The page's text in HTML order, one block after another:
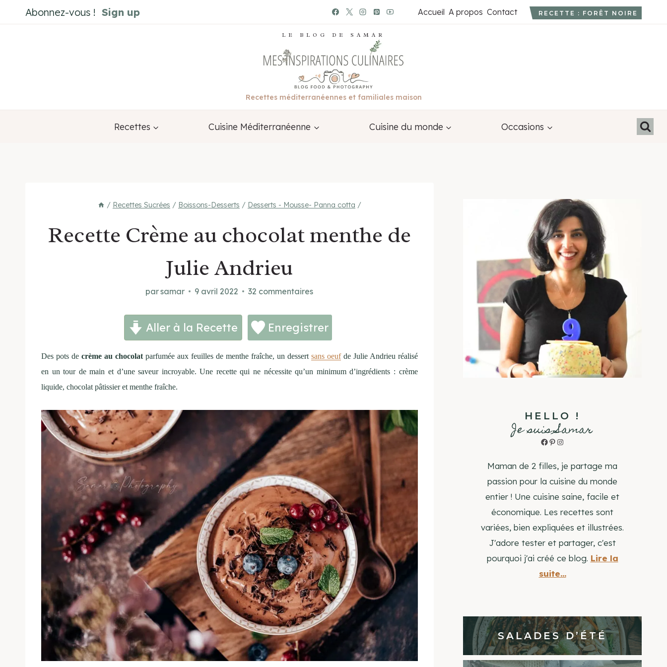
au
Abonnez-vous ! Sign up Accueil A propos Contact RECETTE : FORÊT NOIRE
LE BLOG DE SAMAR
Recettes méditerranéennes et familiales maison
Recettes Cuisine Méditerranéenne Cuisine du monde Occasions
/ Recettes Sucrées / Boissons-Desserts / Desserts - Mousse- Panna cotta /
Recette Crème au chocolat menthe de
Julie Andrieu
parsamar 9 avril 2022 32 commentaires
Aller à la Recette Enregistrer
Des pots de crème au chocolatparfumée aux feuilles de menthe fraîche, un dessert sans oeufde Julie Andrieu réalisé
en un tour de main et d’une saveur incroyable. Une recette qui ne nécessite qu’un minimum d’ingrédients : crème
liquide, chocolat pâtissier et menthe fraîche.
HELLO !
Je suis Samar
Facebook
Pinterest
Instagram
Maman de 2 filles, je partage ma
passion pour la cuisine du monde
entier ! Une cuisine saine, facile et
économique. Les recettes sont
variées, bien expliquées et illustrées.
J'adore tester et partager, c'est
pourquoi j'ai créé ce blog. Lire la
suite...
SALADES D’ÉTÉ